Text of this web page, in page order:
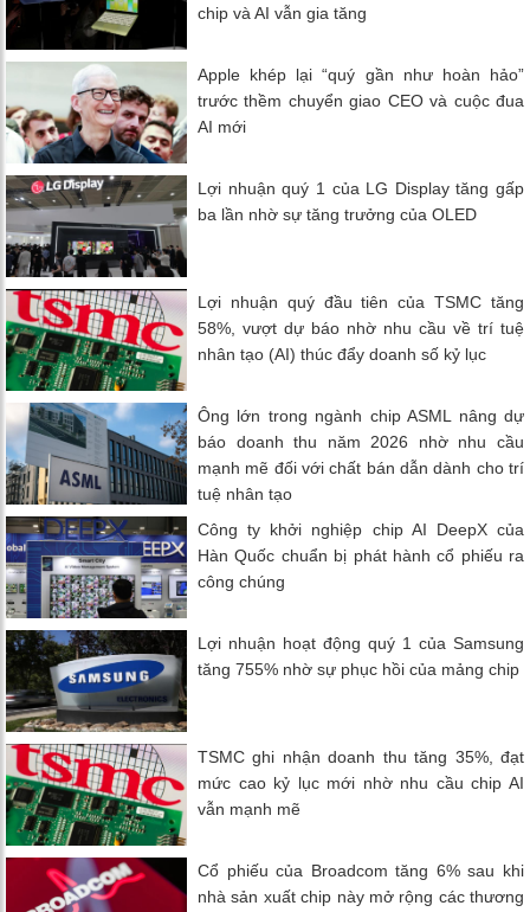
chip và AI vẫn gia tăng
Apple khép lại “quý gần như hoàn hảo”
trước thềm chuyển giao CEO và cuộc đua
AI mới
Lợi nhuận quý 1 của LG Display tăng gấp
ba lần nhờ sự tăng trưởng của OLED
Lợi nhuận quý đầu tiên của TSMC tăng
58%, vượt dự báo nhờ nhu cầu về trí tuệ
nhân tạo (AI) thúc đẩy doanh số kỷ lục
Ông lớn trong ngành chip ASML nâng dự
báo doanh thu năm 2026 nhờ nhu cầu
mạnh mẽ đối với chất bán dẫn dành cho trí
tuệ nhân tạo
Công ty khởi nghiệp chip AI DeepX của
Hàn Quốc chuẩn bị phát hành cổ phiếu ra
công chúng
Lợi nhuận hoạt động quý 1 của Samsung
tăng 755% nhờ sự phục hồi của mảng chip
TSMC ghi nhận doanh thu tăng 35%, đạt
mức cao kỷ lục mới nhờ nhu cầu chip AI
vẫn mạnh mẽ
Cổ phiếu của Broadcom tăng 6% sau khi
nhà sản xuất chip này mở rộng các thương